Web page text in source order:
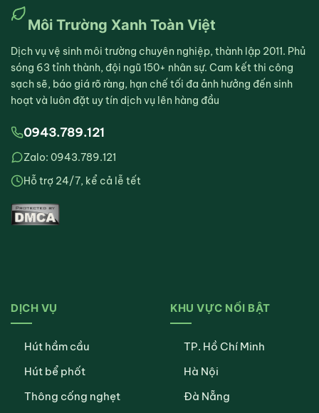
Môi Trường Xanh Toàn Việt
Dịch vụ vệ sinh môi trường chuyên nghiệp, thành lập 2011. Phủ
sóng 63 tỉnh thành, đội ngũ 150+ nhân sự. Cam kết thi công
sạch sẽ, báo giá rõ ràng, hạn chế tối đa ảnh hưởng đến sinh
hoạt và luôn đặt uy tín dịch vụ lên hàng đầu
0943.789.121
Zalo: 0943.789.121
Hỗ trợ 24/7, kể cả lễ tết
DỊCH VỤ
Hút hầm cầu
Hút bể phốt
Thông cống nghẹt
KHU VỰC NỔI BẬT
TP. Hồ Chí Minh
Hà Nội
Đà Nẵng